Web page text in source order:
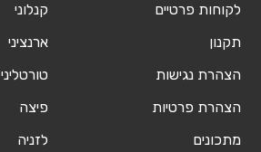
לקוחות פרטיים
תקנון
הצהרת נגישות
הצהרת פרטיות
מתכונים
קנלוני
ארנציני
טורטליני
פיצה
לזניה